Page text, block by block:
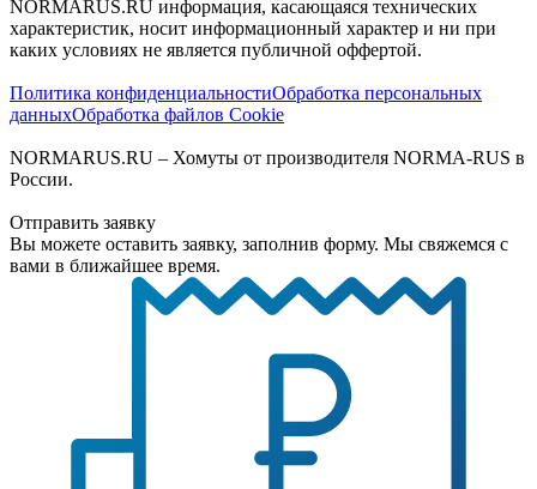
NORMARUS.RU информация, касающаяся технических
характеристик, носит информационный характер и ни при
каких условиях не является публичной оффертой.‍
Политика конфиденциальностиОбработка персональных
данныхОбработка файлов Cookie
NORMARUS.RU – Хомуты от производителя NORMA-RUS в
России.
Отправить заявку
Вы можете оставить заявку, заполнив форму. Мы свяжемся с
вами в ближайшее время.